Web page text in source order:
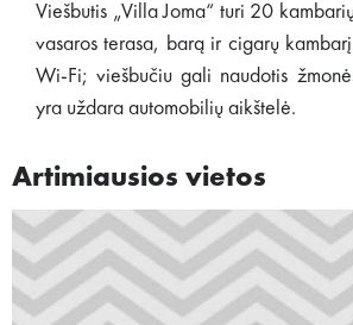
Viešbutis „Villa Joma“ turi 20
vasaros terasa, barą ir cigarų
Wi-Fi; viešbučiu gali naudotis
yra uždara automobilių aikštelė.
Artimiausios vietos